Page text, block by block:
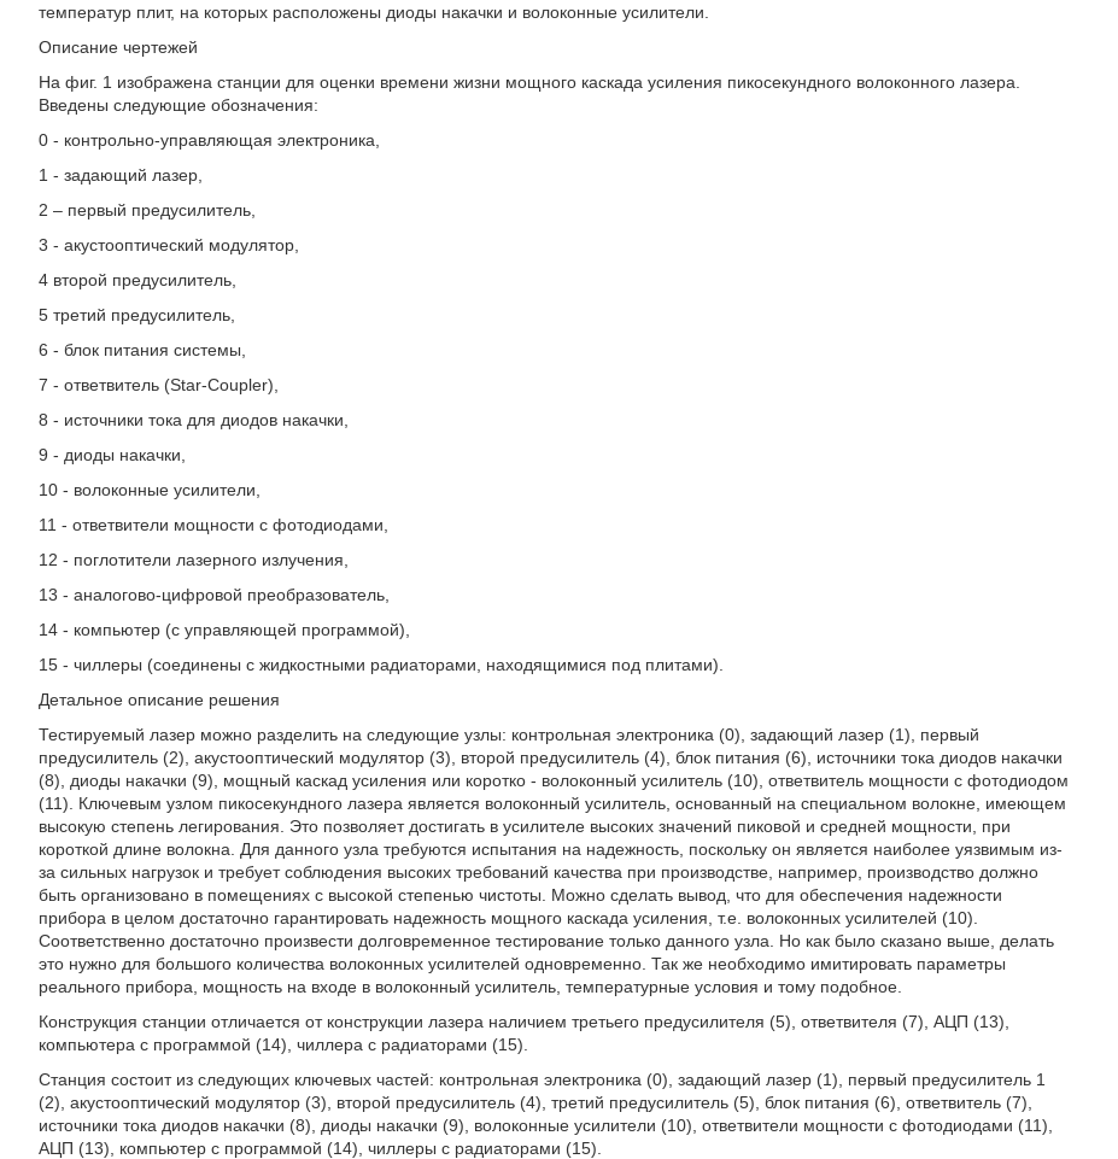
температур плит, на которых расположены диоды накачки и волоконные усилители.
Описание чертежей
На фиг. 1 изображена станции для оценки времени жизни мощного каскада усиления пикосекундного волоконного лазера.
Введены следующие обозначения:
0 - контрольно-управляющая электроника,
1 - задающий лазер,
2 – первый предусилитель,
3 - акустооптический модулятор,
4 второй предусилитель,
5 третий предусилитель,
6 - блок питания системы,
7 - ответвитель (Star-Coupler),
8 - источники тока для диодов накачки,
9 - диоды накачки,
10 - волоконные усилители,
11 - ответвители мощности с фотодиодами,
12 - поглотители лазерного излучения,
13 - аналогово-цифровой преобразователь,
14 - компьютер (с управляющей программой),
15 - чиллеры (соединены с жидкостными радиаторами, находящимися под плитами).
Детальное описание решения
Тестируемый лазер можно разделить на следующие узлы: контрольная электроника (0), задающий лазер (1), первый
предусилитель (2), акустооптический модулятор (3), второй предусилитель (4), блок питания (6), источники тока диодов накачки
(8), диоды накачки (9), мощный каскад усиления или коротко - волоконный усилитель (10), ответвитель мощности с фотодиодом
(11). Ключевым узлом пикосекундного лазера является волоконный усилитель, основанный на специальном волокне, имеющем
высокую степень легирования. Это позволяет достигать в усилителе высоких значений пиковой и средней мощности, при
короткой длине волокна. Для данного узла требуются испытания на надежность, поскольку он является наиболее уязвимым из-
за сильных нагрузок и требует соблюдения высоких требований качества при производстве, например, производство должно
быть организовано в помещениях с высокой степенью чистоты. Можно сделать вывод, что для обеспечения надежности
прибора в целом достаточно гарантировать надежность мощного каскада усиления, т.е. волоконных усилителей (10).
Соответственно достаточно произвести долговременное тестирование только данного узла. Но как было сказано выше, делать
это нужно для большого количества волоконных усилителей одновременно. Так же необходимо имитировать параметры
реального прибора, мощность на входе в волоконный усилитель, температурные условия и тому подобное.
Конструкция станции отличается от конструкции лазера наличием третьего предусилителя (5), ответвителя (7), АЦП (13),
компьютера с программой (14), чиллера с радиаторами (15).
Станция состоит из следующих ключевых частей: контрольная электроника (0), задающий лазер (1), первый предусилитель 1
(2), акустооптический модулятор (3), второй предусилитель (4), третий предусилитель (5), блок питания (6), ответвитель (7),
источники тока диодов накачки (8), диоды накачки (9), волоконные усилители (10), ответвители мощности с фотодиодами (11),
АЦП (13), компьютер с программой (14), чиллеры с радиаторами (15).